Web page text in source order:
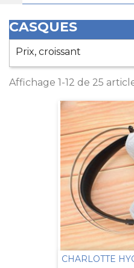
CASQUES
Prix, croissant
Affichage 1-12 de 25
CHARLOTTE